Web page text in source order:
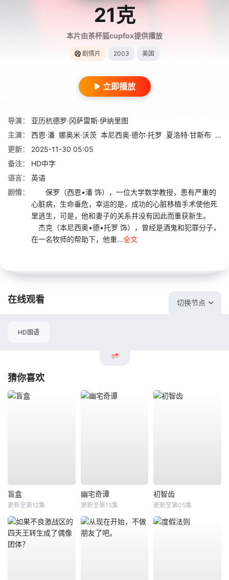
21克
本片由茶杯狐cupfox提供播放
剧情片 2003 美国
立即播放
导演：
亚历杭德罗·冈萨雷斯·伊纳里图
主演：
西恩·潘 娜奥米·沃茨 本尼西奥·德尔·托罗 夏洛特·甘斯布 梅
更新：
2025-11-30 05:05
备注：
HD中字
语言：
英语
剧情：
保罗（西恩•潘 饰），一位大学数学教授，患有严重的
心脏病，生命垂危，幸运的是，成功的心脏移植手术使他死
里逃生，可是，他和妻子的关系并没有因此而重获新生。
杰克（本尼西奥•德•托罗 饰），曾经是酒鬼和犯罪分子，
在一名牧师的帮助下，他重...全文
在线观看 切换节点
HD国语
猜你喜欢
盲盒
更新至第12集
幽宅奇谭
更新至第15集
初智齿
更新至第05集